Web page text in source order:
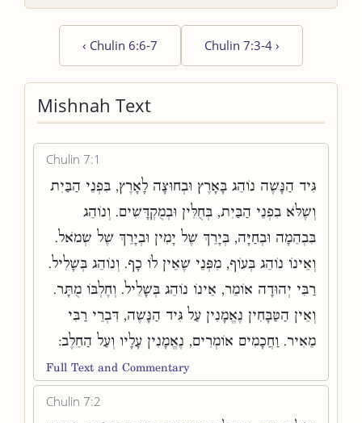
‹ Chulin 6:6-7 Chulin 7:3-4 ›
Mishnah Text
Chulin 7:1
גִּיד הַנָּשֶׁה נוֹהֵג בָּאָרֶץ וּבְחוּצָה לָאָרֶץ, בִּפְנֵי הַבַּיִת
וְשֶׁלֹּא בִפְנֵי הַבַּיִת, בְּחֻלִּין וּבְמֻקְדָּשִׁים. וְנוֹהֵג
בִּבְהֵמָה וּבְחַיָּה, בְּיָרֵךְ שֶׁל יָמִין וּבְיָרֵךְ שֶׁל שְׂמֹאל.
וְאֵינוֹ נוֹהֵג בְּעוֹף, מִפְּנֵי שֶׁאֵין לוֹ כָף. וְנוֹהֵג בְּשָׁלִיל.
רַבִּי יְהוּדָה אוֹמֵר, אֵינוֹ נוֹהֵג בְּשָׁלִיל. וְחֶלְבּוֹ מֻתָּר.
וְאֵין הַטַּבָּחִין נֶאֱמָנִין עַל גִּיד הַנָּשֶׁה, דִּבְרֵי רַבִּי
מֵאִיר. וַחֲכָמִים אוֹמְרִים, נֶאֱמָנִין עָלָיו וְעַל הַחֵלֶב:
Full Text and Commentary
Chulin 7:2